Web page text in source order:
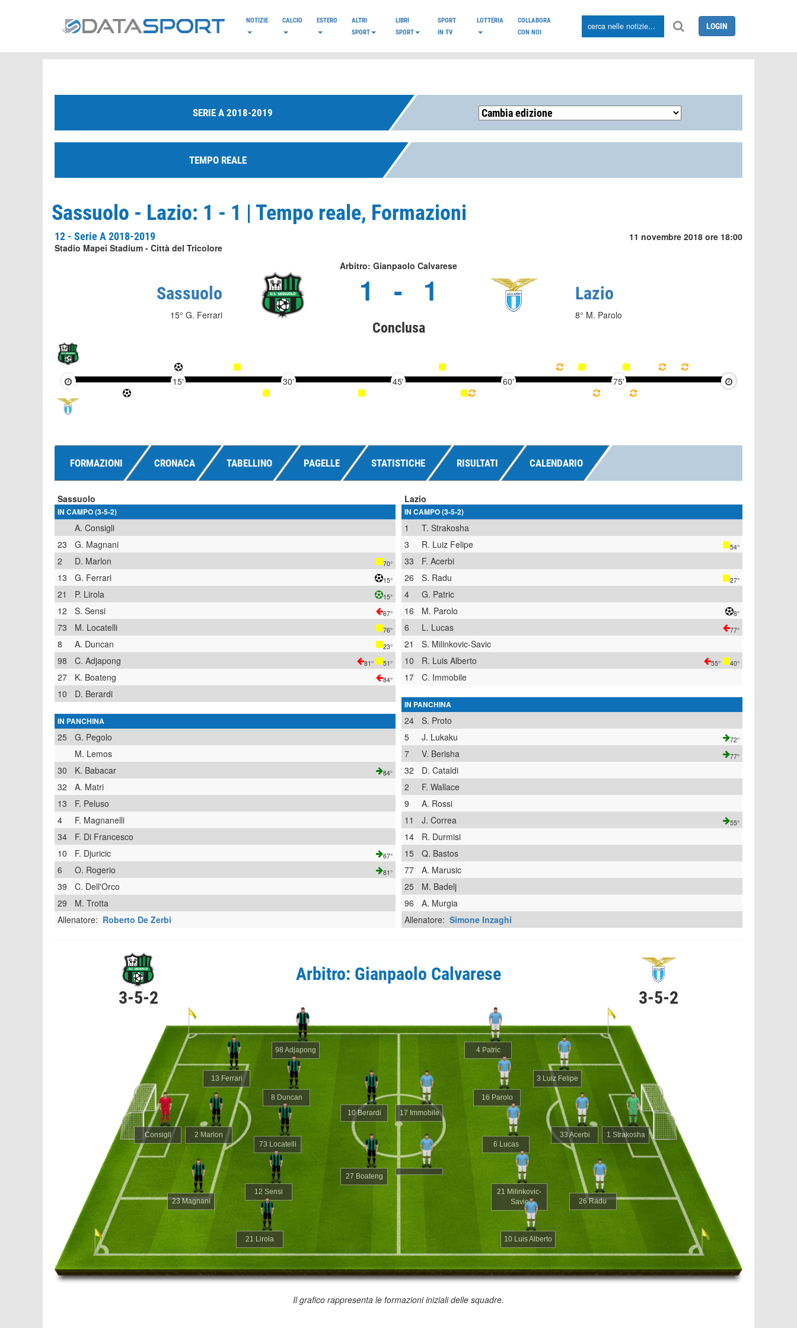
NOTIZIE CALCIO ESTERO
ALTRI
SPORT
LIBRI
SPORT
SPORT
IN TV
LOTTERIA
COLLABORA
CON NOI
LOGIN
SERIE A 2018-2019
TEMPO REALE
Sassuolo - Lazio: 1 - 1 | Tempo reale, Formazioni
12 - Serie A 2018-2019
Stadio Mapei Stadium - Città del Tricolore
11 novembre 2018 ore 18:00
Arbitro: Gianpaolo Calvarese
Sassuolo
15° G. Ferrari
1 - 1
Conclusa
Lazio
8° M. Parolo
15' 30' 45' 60' 75' 90'
FORMAZIONI CRONACA TABELLINO PAGELLE STATISTICHE RISULTATI CALENDARIO
Sassuolo
IN CAMPO (3-5-2)
A. Consigli
23
G. Magnani
2
D. Marlon 70°
13 G. Ferrari 15°
21 P. Lirola 15°
12 S. Sensi 67°
73 M. Locatelli 76°
8 A. Duncan 23°
98 C. Adjapong 81° 51°
27 K. Boateng 84°
10 D. Berardi
IN PANCHINA
25
G. Pegolo
M. Lemos
30
K. Babacar 84°
32
A. Matri
13
F. Peluso
4
F. Magnanelli
34
F. Di Francesco
10
F. Djuricic 67°
6 O. Rogerio 81°
39
C. Dell'Orco
29
M. Trotta
Allenatore: Roberto De Zerbi
Lazio
IN CAMPO (3-5-2)
1
T. Strakosha
3
R. Luiz Felipe 54°
33
F. Acerbi
26
S. Radu 27°
4
G. Patric
16
M. Parolo 8°
6 L. Lucas 77°
21
S. Milinkovic-Savic
10
R. Luis Alberto 55° 40°
17 C. Immobile
IN PANCHINA
24
S. Proto
5
J. Lukaku 72°
7 V. Berisha 77°
32
D. Cataldi
2
F. Wallace
9
A. Rossi
11
J. Correa 55°
14
R. Durmisi
15
Q. Bastos
77
A. Marusic
25
M. Badelj
96
A. Murgia
Allenatore: Simone Inzaghi
3-5-2
Arbitro: Gianpaolo Calvarese
3-5-2
Consigli 1 Strakosha
23 Magnani
3 Luiz Felipe
2 Marlon 33 Acerbi
13 Ferrari
26 Radu
21 Lirola
4 Patric
12 Sensi
16 Parolo
73 Locatelli 6 Lucas
8 Duncan
21 Milinkovic-
Savic
98 Adjapong
10 Luis Alberto
27 Boateng
17 Immobile
10 Berardi
Il grafico rappresenta le formazioni iniziali delle squadre.